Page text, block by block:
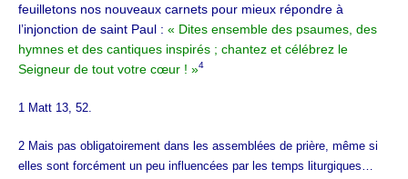
feuilletons nos nouveaux carnets pour mieux répondre à
l’injonction de saint Paul : « Dites ensemble des psaumes, des
hymnes et des cantiques inspirés ; chantez et célébrez le
Seigneur de tout votre cœur ! »4
1 Matt 13, 52.
2 Mais pas obligatoirement dans les assemblées de prière, même si
elles sont forcément un peu influencées par les temps liturgiques…